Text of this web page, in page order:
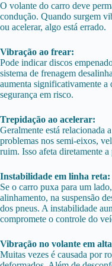
O volante do carro deve
condução. Quando surgem
ou acelerar, algo está errado.
Vibração ao frear:
Pode indicar discos
sistema de frenagem
aumenta significativamente a
segurança em risco.
Trepidação ao acelerar:
Geralmente está relacionada
problemas nos semi-eixos,
ruim. Isso afeta diretamente
Instabilidade em linha reta:
Se o carro puxa para um
alinhamento, na suspensão
dos pneus. A instabilidade
compromete o controle do
Vibração no volante em
Muitas vezes é causada por